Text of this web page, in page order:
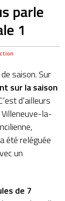
parle
1
saison. Sur
sur la saison
d’ailleurs
Villeneuve-la-
été reléguée
un
de 7